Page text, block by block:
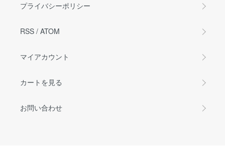
プライバシーポリシー
RSS / ATOM
マイアカウント
カートを見る
お問い合わせ